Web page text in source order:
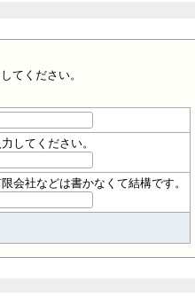
てください。
してください。
会社などは書かなくて結構です。